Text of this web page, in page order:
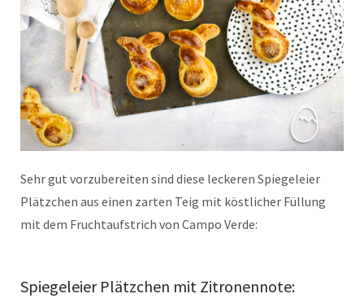
Sehr gut vorzubereiten sind diese leckeren Spiegeleier
Plätzchen aus einen zarten Teig mit köstlicher Füllung
mit dem Fruchtaufstrich von Campo Verde:
Spiegeleier Plätzchen mit Zitronennote: